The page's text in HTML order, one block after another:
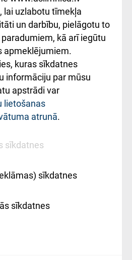
lai uzlabotu tīmekļa
un darbību, pielāgotu to
kā arī iegūtu
apmeklējumiem.
kuras sīkdatnes
informāciju par mūsu
apstrādi var
lietošanas
atrunā.
sīkdatnes
sīkdatnes
sīkdatnes